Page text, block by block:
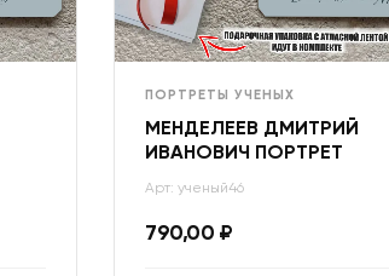
ПОРТРЕТЫ УЧЕНЫХ
МЕНДЕЛЕЕВ ДМИТРИЙ
ИВАНОВИЧ ПОРТРЕТ
Арт: ученый46
790,00 ₽